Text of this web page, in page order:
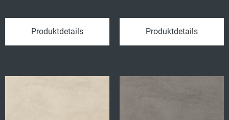
Produktdetails Produktdetails